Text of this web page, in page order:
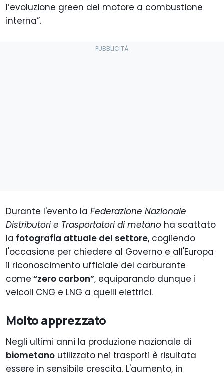
l’evoluzione green del motore a combustione
interna”.
Durante l'evento la Federazione Nazionale
Distributori e Trasportatori di metano ha scattato
la fotografia attuale del settore, cogliendo
l'occasione per chiedere al Governo e all'Europa
il riconoscimento ufficiale del carburante
come “zero carbon”, equiparando dunque i
veicoli CNG e LNG a quelli elettrici.
Molto apprezzato
Negli ultimi anni la produzione nazionale di
biometano utilizzato nei trasporti è risultata
essere in sensibile crescita. L'aumento, in